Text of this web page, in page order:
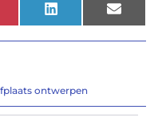
LinkedIn Email
ontwerpen